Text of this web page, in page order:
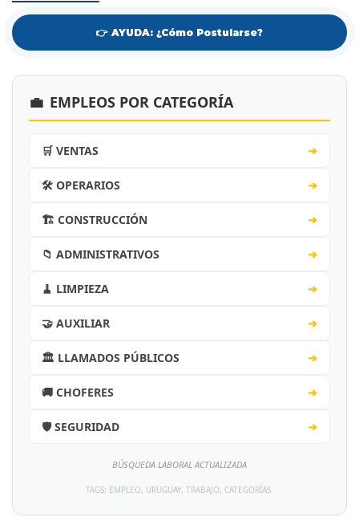
👉 AYUDA: ¿Cómo Postularse?
💼 EMPLEOS POR CATEGORÍA
🛒 VENTAS ➔
🛠️ OPERARIOS ➔
🏗️ CONSTRUCCIÓN ➔
📁 ADMINISTRATIVOS ➔
🧹 LIMPIEZA ➔
🤝 AUXILIAR ➔
🏛️ LLAMADOS PÚBLICOS ➔
🚚 CHOFERES ➔
🛡️ SEGURIDAD ➔
BÚSQUEDA LABORAL ACTUALIZADA
TAGS: EMPLEO, URUGUAY, TRABAJO, CATEGORÍAS.